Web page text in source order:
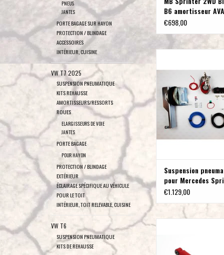
PNEUS
JANTES
PORTE BAGAGE SUR HAYON
PROTECTION / BLINDAGE
ACCESSOIRES
INTÉRIEUR, CUISINE
VW T7 2025
SUSPENSION PNEUMATIQUE
KITS REHAUSSE
AMORTISSEURS/RESSORTS
ROUES
ELARGISSEURS DE VOIE
JANTES
PORTE BAGAGE
POUR HAYON
PROTECTION / BLINDAGE
EXTÉRIEUR
ÉCLAIRAGE SPÉCIFIQUE AU VÉHICULE
POUR LE TOIT
INTÉRIEUR, TOIT RELEVABLE, CUISINE
VW T6
SUSPENSION PNEUMATIQUE
KITS DE REHAUSSE
B6 amortisseur
pièce)
€698,00
AJOUTER AU
Suspension
pour Mercedes
907/VS30 2WD
€1.129,00